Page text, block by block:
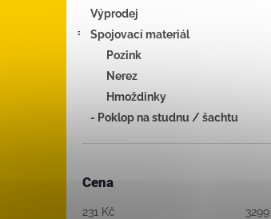
Výprodej
Spojovací materiál
Pozink
Nerez
Hmoždinky
- Poklop na studnu / šachtu
Cena
231 Kč 3299